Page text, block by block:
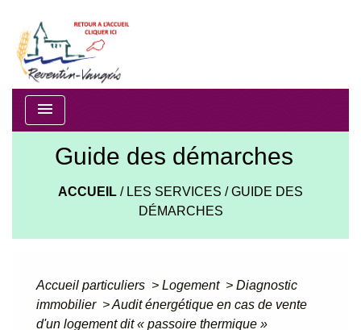
menu
Guide des démarches
ACCUEIL / LES SERVICES /GUIDE DES
DÉMARCHES
Accueil particuliers > Logement > Diagnostic
immobilier >Audit énergétique en cas de vente
d'un logement dit « passoire thermique »